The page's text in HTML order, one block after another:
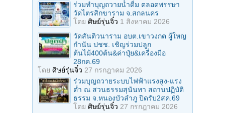
ร่วมทําบุญถวายน้ำดื่ม ตลอดพรรษา
วัดไตรสิกขาราม จ.สกลนคร
โดย ศิษย์รุ่นจิ๋ว 1 สิงหาคม 2026
วัดสันติวนาราม อบต.เขาวงกต ผู้ใหญ
กํานัน ปชช. เชิญร่วมปลูก
ต้นไม้400ต้น&ค่าปุ๋ย&เครื่องมือ
28กค.69
โดย ศิษย์รุ่นจิ๋ว 27 กรกฎาคม 2026
ร่วมบุญถวายระบบไฟฟ้าแรงสูง-แรง
ต่ำ ณ สวนธรรมสุนันทา สถานปฏิบัติ
ธรรม จ.หนองบัวลำภู ปิดรับ2สค.69
โดย ศิษย์รุ่นจิ๋ว 27 กรกฎาคม 2026